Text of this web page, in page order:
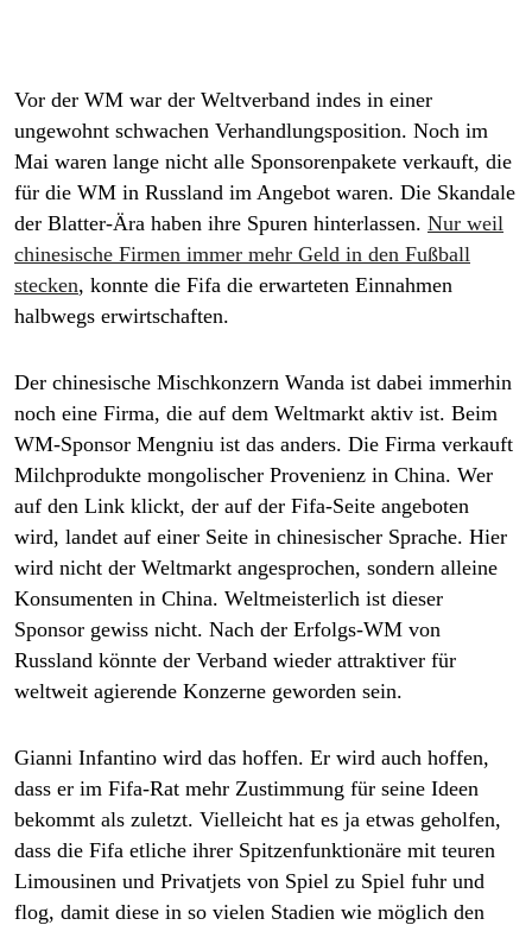
Vor der WM war der Weltverband indes in einer
ungewohnt schwachen Verhandlungsposition. Noch im
Mai waren lange nicht alle Sponsorenpakete verkauft, die
für die WM in Russland im Angebot waren. Die Skandale
der Blatter-Ära haben ihre Spuren hinterlassen. Nur weil
chinesische Firmen immer mehr Geld in den Fußball
stecken, konnte die Fifa die erwarteten Einnahmen
halbwegs erwirtschaften.
Der chinesische Mischkonzern Wanda ist dabei immerhin
noch eine Firma, die auf dem Weltmarkt aktiv ist. Beim
WM-Sponsor Mengniu ist das anders. Die Firma verkauft
Milchprodukte mongolischer Pro­ve­nienz in China. Wer
auf den Link klickt, der auf der Fifa-Seite angeboten
wird, landet auf einer Seite in chinesischer Sprache. Hier
wird nicht der Weltmarkt angesprochen, sondern alleine
Konsumenten in China. Weltmeisterlich ist dieser
Sponsor gewiss nicht. Nach der Erfolgs-WM von
Russland könnte der Verband wieder attraktiver für
weltweit agierende Konzerne geworden sein.
Gianni Infantino wird das hoffen. Er wird auch hoffen,
dass er im Fifa-Rat mehr Zustimmung für seine Ideen
bekommt als zuletzt. Vielleicht hat es ja etwas geholfen,
dass die Fifa etliche ihrer Spitzenfunktionäre mit teuren
Limousinen und Privatjets von Spiel zu Spiel fuhr und
flog, damit diese in so vielen Stadien wie möglich den